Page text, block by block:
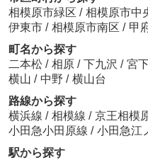
相模原市緑区 / 相模原市中
伊東市 / 相模原市南区 / 甲
町名から探す
二本松 / 相原 / 下九沢 / 宮
横山 / 中野 / 横山台
路線から探す
横浜線 / 相模線 / 京王相模
小田急小田原線 / 小田急江
駅から探す